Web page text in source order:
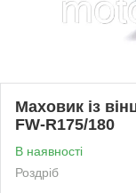
Маховик із
FW-R175/180
В наявності
Роздріб